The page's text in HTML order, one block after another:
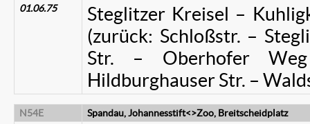
01.06.75
Steglitzer Kreisel –
(zurück: Schloßstr. –
Str. – Oberhofer
Hildburghauser Str. –
N54E
Spandau, Johannesstift<>Zoo, Breitscheidplatz